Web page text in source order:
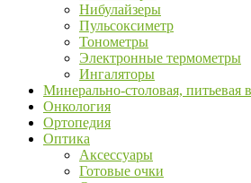
Нибулайзеры
Пульсоксиметр
Тонометры
Электронные термометры
Ингаляторы
Минерально-столовая, питьевая
Онкология
Ортопедия
Оптика
Аксессуары
Готовые очки